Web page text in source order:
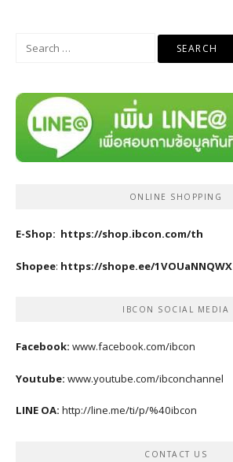
Search
ONLINE SHOPPING
E-Shop: https://shop.ibcon.com/th
Shopee: https://shope.ee/1VOUaNNQWX
IBCON SOCIAL MEDIA
Facebook: www.facebook.com/ibcon
Youtube: www.youtube.com/ibconchannel
LINE OA: http://line.me/ti/p/%40ibcon
CONTACT US